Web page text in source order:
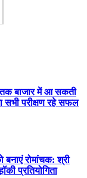
तक बाजार में आ सकती
सभी परीक्षण रहे सफल
बनाएं रोमांचक: श्री
प्रतियोगिता